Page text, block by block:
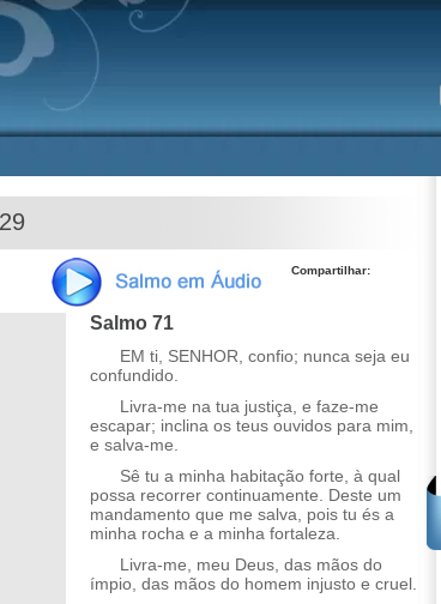
Compartilhar:
Salmo 71
EM ti, SENHOR, confio; nunca seja eu
confundido.
Livra-me na tua justiça, e faze-me
escapar; inclina os teus ouvidos para mim,
e salva-me.
Sê tu a minha habitação forte, à qual
possa recorrer continuamente. Deste um
mandamento que me salva, pois tu és a
minha rocha e a minha fortaleza.
Livra-me, meu Deus, das mãos do
ímpio, das mãos do homem injusto e cruel.